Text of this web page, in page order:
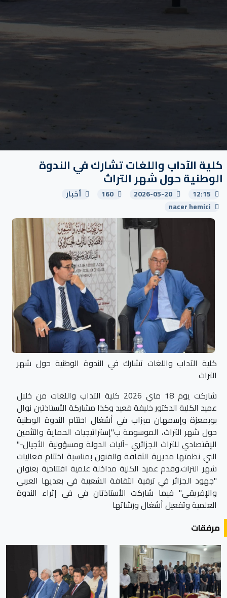
كلية الآداب واللغات تشارك في الندوة
الوطنية حول شهر التراث
12:15
2026-05-20
160
أخبار
nacer hemici
كلية الآداب واللغات تشارك في الندوة الوطنية حول شهر
التراث
شاركت يوم 18 ماي 2026 كلية الآداب واللغات من خلال
عميد الكلية الدكتور خليفة قعيد وكذا مشاركة الأستاذتين نوال
بوبمعزة وإسمهان ميزاب في أشغال اختتام الندوة الوطنية
حول شهر التراث، الموسومة ب"إستراتيجيات الحماية والتثمين
الإقتصادي للتراث الجزائري -آليات الدولة ومسؤولية الأجيال-"
التي نظمتها مديرية الثقافة والفنون بمناسبة اختتام فعاليات
شهر التراث.وقدم عميد الكلية مداخلة علمية افتتاحية بعنوان
"جهود الجزائر في ترقية الثقافة الشعبية في بعديها العربي
والإفريقي" فيما شاركت الأستاذتان في في إثراء الندوة
العلمية وتفعيل أشغال ورشاتها
مرفقات